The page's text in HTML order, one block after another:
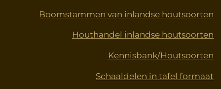
Boomstammen van inlandse houtsoorten
Houthandel inlandse houtsoorten
Kennisbank/Houtsoorten
Schaaldelen in tafel formaat